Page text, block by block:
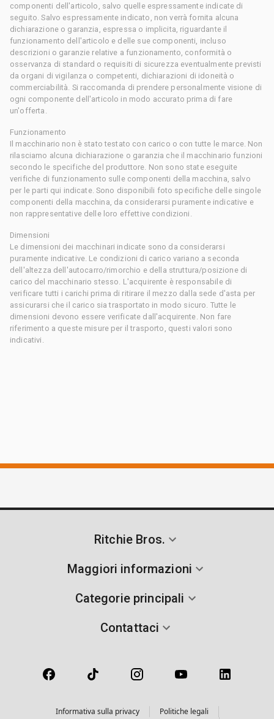
componenti dell'articolo, salvo quelle espressamente indicate di
seguito. Salvo espressamente indicato, non verrà fornita alcuna
dichiarazione o garanzia, espressa o implicita, riguardante il
funzionamento dell'articolo e delle sue componenti, incluso
descrizioni o garanzie relative a funzionamento, conformità o
osservanza di standard o requisiti di sicurezza eventualmente previsti
da organi di vigilanza o competenti, dichiarazioni di idoneità o
commerciabilità. Si raccomanda di prendere personalmente visione di
ogni componente dell'articolo in modo accurato prima di fare
un'offerta.
Funzionamento
Il macchinario non è stato testato con carico o con tutte le marce. Non
rilasciamo alcuna dichiarazione o garanzia che il macchinario funzioni
secondo le specifiche del produttore. Non sono state eseguite
verifiche di funzionamento sulle componenti della macchina, salvo
per le parti qui indicate. Sono disponibili foto specifiche delle singole
componenti della macchina, da considerarsi puramente indicative e
non rappresentative delle loro effettive condizioni.
Dimensioni
Le dimensioni dei macchinari indicate sono da considerarsi
puramente indicative. Le condizioni di carico variano a seconda
dell'altezza dell'autocarro/rimorchio e della struttura/posizione di
carico del macchinario stesso. L'acquirente è responsabile di
verificare tutti i carichi prima di ritirare il mezzo dalla sede d'asta per
assicurarsi che il carico sia trasportato in modo sicuro. Tutte le
dimensioni devono essere verificate dall'acquirente. Non fare
riferimento a queste misure per il trasporto, questi valori sono
indicativi.
Ritchie Bros.
Maggiori informazioni
Categorie principali
Contattaci
Informativa sulla privacy
Politiche legali